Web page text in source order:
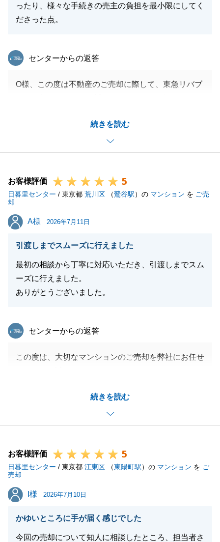
ったり、様々な手続きの売主の負担を最小限にしてく
ださった点。
続きを読む
東急リバブル
センターからの返答
O様、この度は不動産のご売却に際して、東急リバブ
いただき重ねて御礼申し上げます。
今後も不動産の事で何かお役に立てることがございま
したら、お気兼ねなくお尋ねくださいませ。
閉じる
お客様評価 5
日暮里センター / 東京都 荒川区 （鶯谷駅）の マンション を ご売
却
A様
A様 2026年7月11日
引渡しまでスムーズに行えました
最初の相談から丁寧に対応いただき、引渡しまでスム
ーズに行えました。
ありがとうございました。
続きを読む
東急リバブル
センターからの返答
この度は、大切なマンションのご売却を弊社にお任せ
変光栄に思っております。
A様の迅速なご協力のおかげで、無事に取引を進める
ことができました。
また不動産にてお困り事がございましたらお気軽にお
申し付けください。
お客様評価 5
日暮里センター / 東京都 江東区 （東陽町駅）の マンション を ご
売却
I様
I様 2026年7月10日
かゆいところに手が届く感じでした
今回の売却について知人に相談したところ、担当者さ